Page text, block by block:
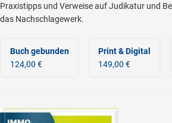
Praxistipps und Verweise auf Judikatur und
das Nachschlagewerk.
Buch gebunden
124,00 €
Print & Digital
149,00 €